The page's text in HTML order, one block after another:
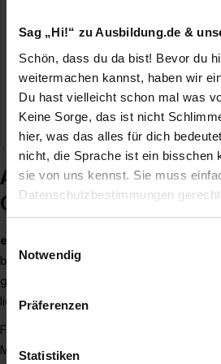
Sag „Hi!“ zu Ausbildung.de &
Schön, dass du da bist! Bevor du
weitermachen kannst, haben wir
Du hast vielleicht schon mal was
Keine Sorge, das ist nicht
hier, was das alles für dich
nicht, die Sprache ist ein bisschen
sie von uns kennst. Sie muss
Datenschutzbestimmungen
Benutzung der Webseite
Webseite zu analysieren
Einwilligungsauswahl
Notwendig
Präferenzen
Statistiken
Mitarbeiter
Branche Handel /
Ausbildung bei eyes
GmbH
eyes + more
ist einer der größten
beschäftigen über 1400 Mitarbeiter, die
gesetzt haben, den Brillenmarkt zu
lieben Mode!
Für eyes + more ist die Brille mehr als
Modestatement, mit dem wir jeden Tag